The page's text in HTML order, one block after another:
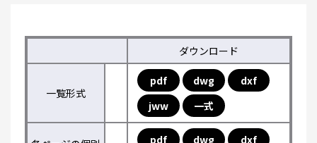
ダウンロード
一覧形式
pdf dwg
dxf
jww
一式
pdf dwg
dxf